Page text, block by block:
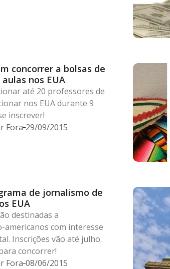
concorrer a bolsas de
nos EUA
até 20 professores de
nos EUA durante 9
inscrever!
Fora 29/09/2015
de jornalismo de
EUA
destinadas a
com interesse
Inscrições vão até julho.
concorrer!
Fora 08/06/2015